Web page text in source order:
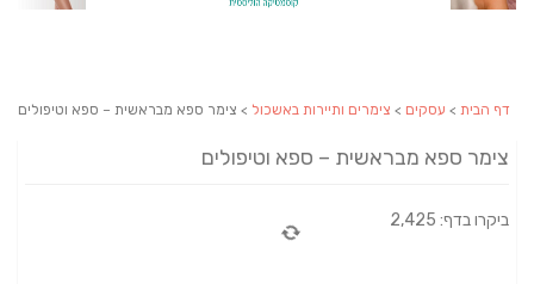
דף הבית > עסקים > צימרים ותיירות באשכול > צימר ספא מבראשית – ספא וטיפולים
צימר ספא מבראשית – ספא וטיפולים
ביקרו בדף: 2,425